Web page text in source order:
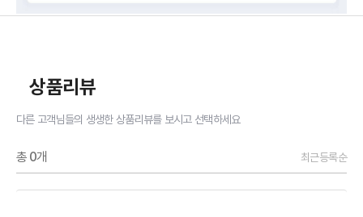
상품리뷰
다른 고객님들의 생생한 상품리뷰를 보시고 선택하세요
총 0개 최근등록순